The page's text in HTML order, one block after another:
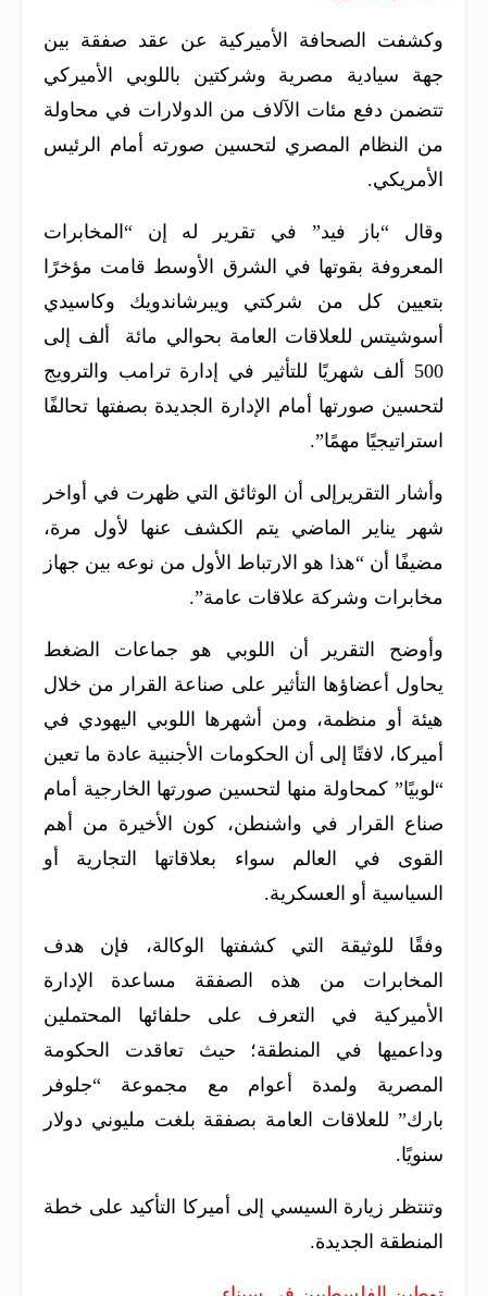
وكشفت الصحافة الأميركية عن عقد صفقة بين
جهة سيادية مصرية وشركتين باللوبي الأميركي
تتضمن دفع مئات الآلاف من الدولارات في محاولة
من النظام المصري لتحسين صورته أمام الرئيس
الأمريكي.
وقال “باز فيد” في تقرير له إن “المخابرات
المعروفة بقوتها في الشرق الأوسط قامت مؤخرًا
بتعيين كل من شركتي ويبرشاندويك وكاسيدي
أسوشيتس للعلاقات العامة بحوالي مائة ألف إلى
500 ألف شهريًا للتأثير في إدارة ترامب والترويج
لتحسين صورتها أمام الإدارة الجديدة بصفتها تحالفًا
استراتيجيًا مهمًا”.
وأشار التقريرإلى أن الوثائق التي ظهرت في أواخر
شهر يناير الماضي يتم الكشف عنها لأول مرة،
مضيفًا أن “هذا هو الارتباط الأول من نوعه بين جهاز
مخابرات وشركة علاقات عامة”.
وأوضح التقرير أن اللوبي هو جماعات الضغط
يحاول أعضاؤها التأثير على صناعة القرار من خلال
هيئة أو منظمة، ومن أشهرها اللوبي اليهودي في
أميركا، لافتًا إلى أن الحكومات الأجنبية عادة ما تعين
“لوبيًا” كمحاولة منها لتحسين صورتها الخارجية أمام
صناع القرار في واشنطن، كون الأخيرة من أهم
القوى في العالم سواء بعلاقاتها التجارية أو
السياسية أو العسكرية.
وفقًا للوثيقة التي كشفتها الوكالة، فإن هدف
المخابرات من هذه الصفقة مساعدة الإدارة
الأميركية في التعرف على حلفائها المحتملين
وداعميها في المنطقة؛ حيث تعاقدت الحكومة
المصرية ولمدة أعوام مع مجموعة “جلوفر
بارك” للعلاقات العامة بصفقة بلغت مليوني دولار
سنويًا.
وتنتظر زيارة السيسي إلى أميركا التأكيد على خطة
المنطقة الجديدة.